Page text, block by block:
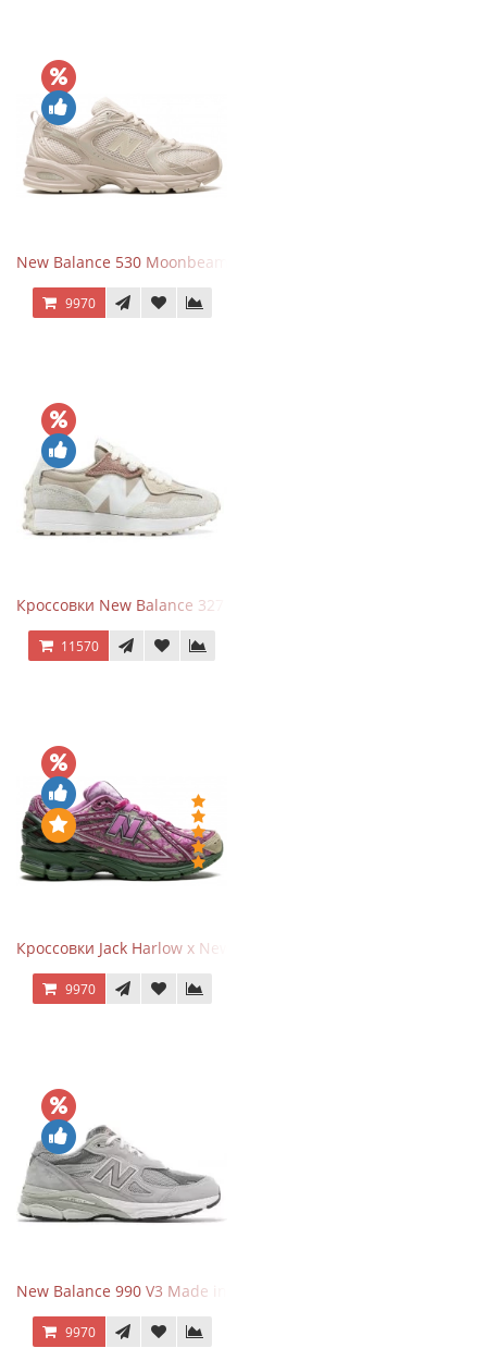
New Balance 530 Moonbeam Sea Salt
9970
Кроссовки New Balance 327 Beige Pink
11570
Кроссовки Jack Harlow x New Balance 1906r Kentucky Derby
9970
New Balance 990 V3 Made in USA Grey
9970